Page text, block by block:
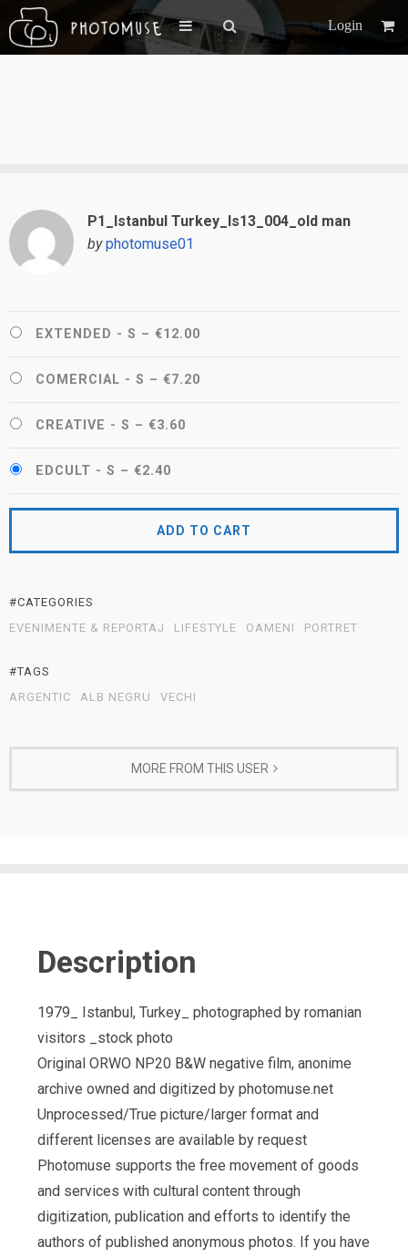
Login
P1_Istanbul Turkey_Is13_004_old man
by photomuse01
EXTENDED - S – €12.00
COMERCIAL - S – €7.20
CREATIVE - S – €3.60
EDCULT - S – €2.40
ADD TO CART
#CATEGORIES
EVENIMENTE & REPORTAJ
LIFESTYLE OAMENI PORTRET
#TAGS
ARGENTIC
ALB NEGRU VECHI
MORE FROM THIS USER
Description
1979_ Istanbul, Turkey_ photographed by romanian
visitors _stock photo
Original ORWO NP20 B&W negative film, anonime
archive owned and digitized by photomuse.net
Unprocessed/True picture/larger format and
different licenses are available by request
Photomuse supports the free movement of goods
and services with cultural content through
digitization, publication and efforts to identify the
authors of published anonymous photos. If you have